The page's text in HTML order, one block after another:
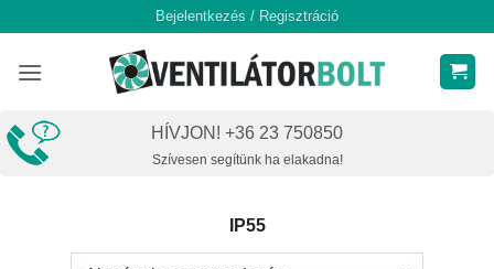
content
Bejelentkezés / Regisztráció
HÍVJON! +36 23 750850
Szívesen segítünk ha elakadna!
IP55